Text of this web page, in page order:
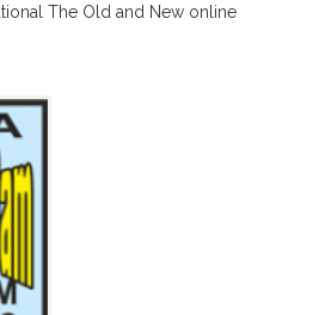
The Old and New online